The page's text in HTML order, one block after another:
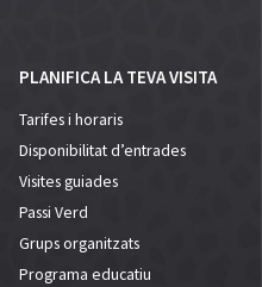
PLANIFICA LA TEVA VISITA
Tarifes i horaris
Disponibilitat d’entrades
Visites guiades
Passi Verd
Grups organitzats
Programa educatiu